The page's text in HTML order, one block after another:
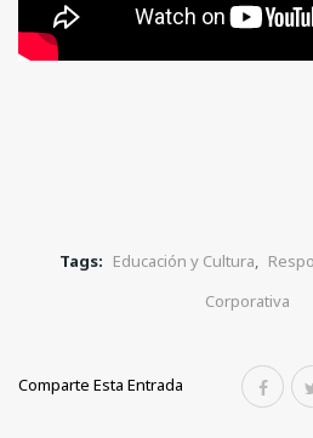
Tags: Educación y Cultura
Corporativa
Comparte Esta Entrada